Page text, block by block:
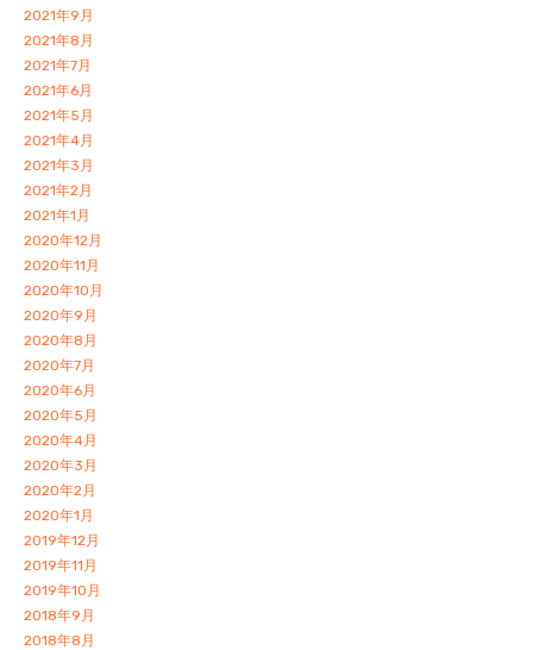
2021年9月
2021年8月
2021年7月
2021年6月
2021年5月
2021年4月
2021年3月
2021年2月
2021年1月
2020年12月
2020年11月
2020年10月
2020年9月
2020年8月
2020年7月
2020年6月
2020年5月
2020年4月
2020年3月
2020年2月
2020年1月
2019年12月
2019年11月
2019年10月
2018年9月
2018年8月